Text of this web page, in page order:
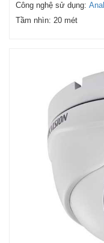
Công nghệ sử dụng:
Tầm nhìn: 20 mét